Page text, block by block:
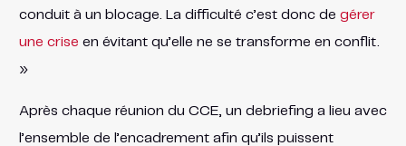
conduit à un blocage. La difficulté c’est donc de gérer
une crise en évitant qu’elle ne se transforme en conflit.
»
Après chaque réunion du CCE, un debriefing a lieu avec
l’ensemble de l’encadrement afin qu’ils puissent